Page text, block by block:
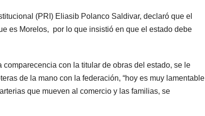
(PRI) Eliasib Polanco Saldivar, declaró que el
es Morelos, por lo que insistió en que el estado debe
con la titular de obras del estado, se le
de la mano con la federación, “hoy es muy lamentable
que mueven al comercio y las familias, se